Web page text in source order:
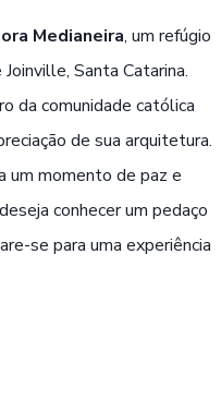
Medianeira, um refúgio
Santa Catarina.
da comunidade católica
de sua arquitetura.
um momento de paz e
conhecer um pedaço
se para uma experiência